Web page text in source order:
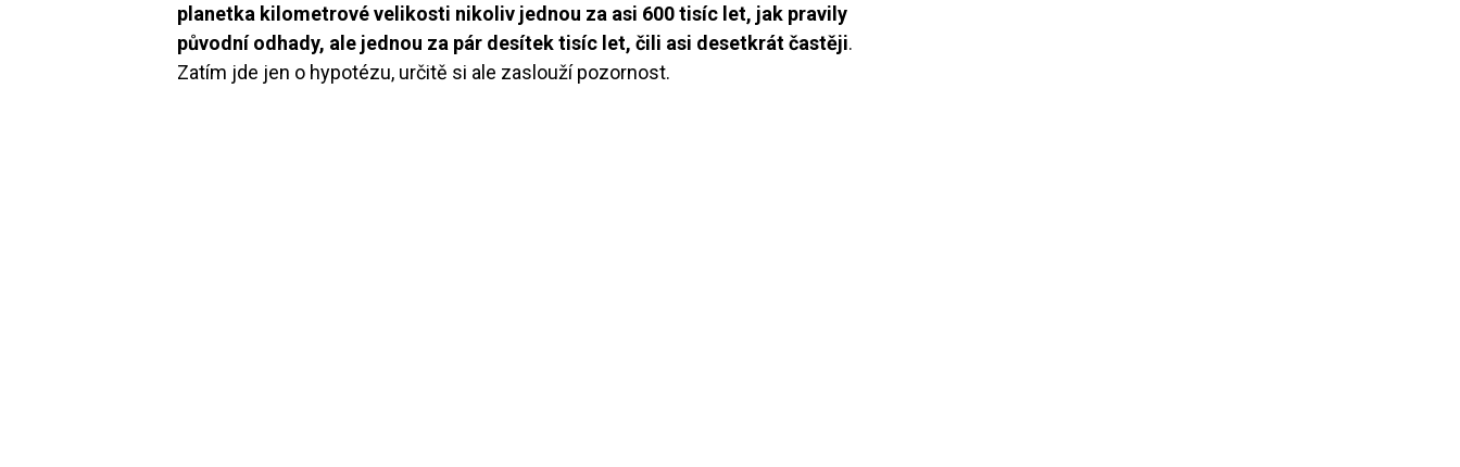
planetka kilometrové velikosti nikoliv jednou za asi 600 tisíc let, jak pravily
původní odhady, ale jednou za pár desítek tisíc let, čili asi desetkrát častěji.
Zatím jde jen o hypotézu, určitě si ale zaslouží pozornost.